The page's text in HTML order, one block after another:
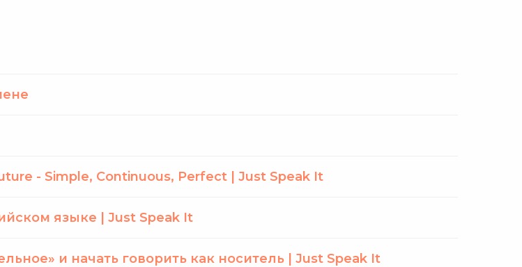
- Simple, Continuous, Perfect | Just Speak It
языке | Just Speak It
и начать говорить как носитель | Just Speak It